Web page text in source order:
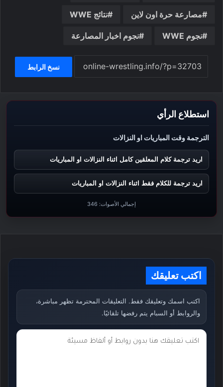
مصارعة حرة اون لاين نتائج WWE
نجوم WWE نجوم اخبار المصارعة
نسخ الرابط
استطلاع الرأي
الترجمة وقت المباريات او النزالات
اريد ترجمة كلام المعلقين كامل اثناء النزالات او المباريات
اريد ترجمة للكلام فقط اثناء النزالات او المباريات
إجمالي الأصوات: 346
اكتب تعليقك
اكتب اسمك وتعليقك فقط. التعليقات المحترمة تظهر مباشرة،
والروابط أو السبام يتم رفضها تلقائيًا.
ت